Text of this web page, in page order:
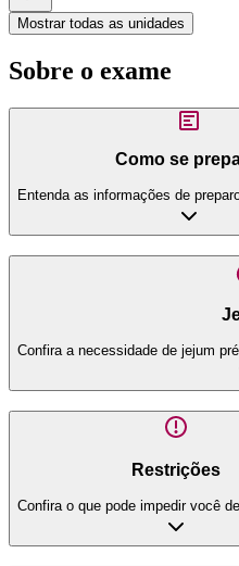
Mostrar todas as unidades
Sobre o exame
Como se
Entenda as informações de
Confira a necessidade de jejum
Restrições
Confira o que pode impedir você